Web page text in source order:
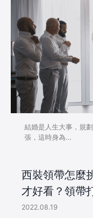
結婚是人生大事，規
張，這時身為...
西裝領帶怎麼
才好看？領帶
2022.08.19